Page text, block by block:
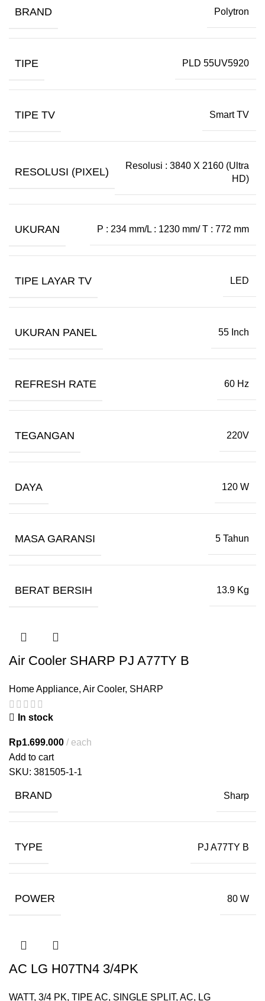
BRAND Polytron
TIPE PLD 55UV5920
TIPE TV Smart TV
RESOLUSI (PIXEL)
Resolusi : 3840 X 2160 (Ultra
HD)
UKURAN P : 234 mm/L : 1230 mm/ T : 772 mm
TIPE LAYAR TV LED
UKURAN PANEL 55 Inch
REFRESH RATE 60 Hz
TEGANGAN 220V
DAYA 120 W
MASA GARANSI 5 Tahun
BERAT BERSIH 13.9 Kg
Air Cooler SHARP PJ A77TY B
Home Appliance, Air Cooler, SHARP
In stock
Rp1.699.000
each
Add to cart
SKU: 381505-1-1
BRAND Sharp
TYPE PJ A77TY B
POWER 80 W
AC LG H07TN4 3/4PK
WATT, 3/4 PK, TIPE AC, SINGLE SPLIT, AC, LG